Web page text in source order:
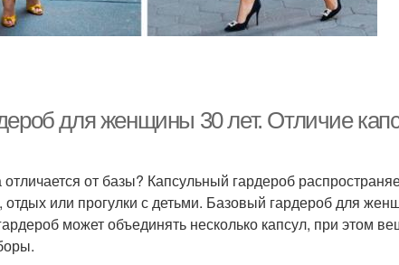
для женщины 30 лет. Отличие
от базы? Капсульный гардероб
или прогулки с детьми. Базовый гардероб для
может объединять несколько капсул, при этом